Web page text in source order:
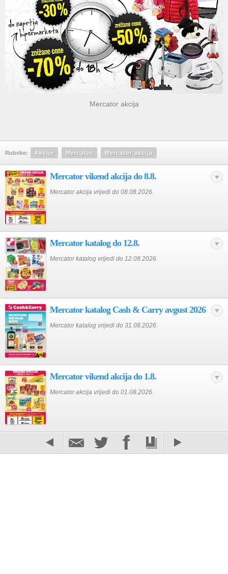
Mercator akcija
Rubrike: Akcije Mercator Mercator akcija
Mercator vikend akcija do 8.8.
Mercator akcija vrijedi do 08.08.2026.
Mercator katalog do 12.8.
Mercator katalog vrijedi do 12.08.2026.
Mercator katalog Cash & Carry avgust 2026
Mercator katalog vrijedi do 31.08.2026.
Mercator vikend akcija do 1.8.
Mercator akcija vrijedi do 01.08.2026.